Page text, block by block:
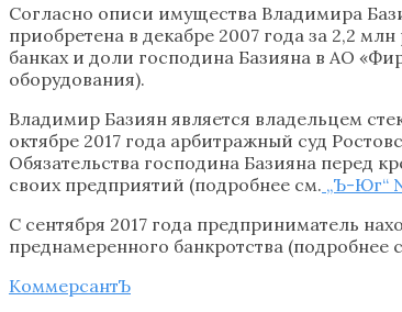
Согласно описи имущества Владимира
приобретена в декабре 2007 года за 2,2
банках и доли господина Базияна в АО
оборудования).
Владимир Базиян является владельцем
октябре 2017 года арбитражный суд
Обязательства господина Базияна перед
своих предприятий (подробнее см. „Ъ-Юг“
С сентября 2017 года предприниматель
преднамеренного банкротства (подробнее
КоммерсантЪ